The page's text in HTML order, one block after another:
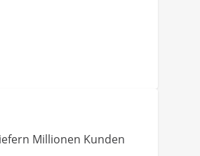
Millionen Kunden